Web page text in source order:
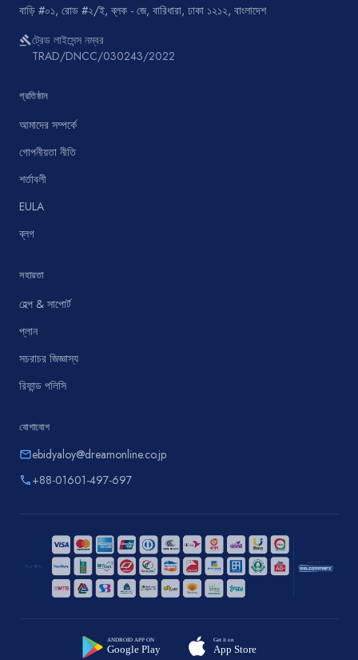
বাড়ি #০১, রোড #২/ই, ব্লক - জে, বারিধারা, ঢাকা ১২১২, বাংলাদেশ
gavelট্রেড লাইসেন্স নম্বর
TRAD/DNCC/030243/2022
প্রতিষ্ঠান
আমাদের সম্পর্কে
গোপনীয়তা নীতি
শর্তাবলী
EULA
ব্লগ
সহায়তা
হেল্প & সাপোর্ট
প্লান
সচরাচর জিজ্ঞাস্য
রিফান্ড পলিসি
যোগাযোগ
emailebidyaloy@dreamonline.co.jp
phone+88-01601-497-697